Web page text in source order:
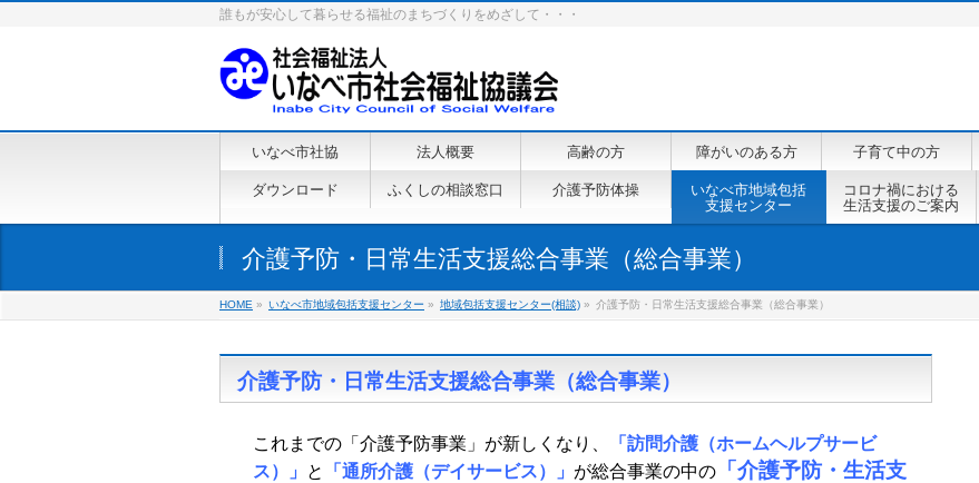
誰もが安心して暮らせる福祉のまちづくりをめざして・・・
いなべ市社協 法人概要 高齢の方 障がいのある方 子育て中の方
ダウンロード ふくしの相談窓口 介護予防体操
いなべ市地域包括
支援センター
コロナ禍における
生活支援のご案内
介護予防・日常生活支援総合事業（総合事業）
HOME » いなべ市地域包括支援センター » 地域包括支援センター(相談) » 介護予防・日常生活支援総合事業（総合事業）
介護予防・日常生活支援総合事業（総合事業）
これまでの「介護予防事業」が新しくなり、
「訪問介護（ホームヘルプサービ
ス）」
と 「通所介護（デイサービス）」 が総合事業の中の
「介護予防・生活支